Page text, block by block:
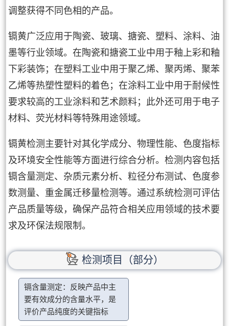
调整获得不同色相的产品。
镉黄广泛应用于陶瓷、玻璃、搪瓷、塑料、涂料、油
墨等行业领域。在陶瓷和搪瓷工业中用于釉上彩和釉
下彩装饰；在塑料工业中用于聚乙烯、聚丙烯、聚苯
乙烯等热塑性塑料的着色；在涂料工业中用于耐候性
要求较高的工业涂料和艺术颜料；此外还可用于电子
材料、荧光材料等特殊用途领域。
镉黄检测主要针对其化学成分、物理性能、色度指标
及环境安全性能等方面进行综合分析。检测内容包括
镉含量测定、杂质元素分析、粒径分布测试、色度参
数测量、重金属迁移量检测等。通过系统检测可评估
产品质量等级，确保产品符合相关应用领域的技术要
求及环保法规限制。
检测项目（部分）
镉含量测定：反映产品中主
要有效成分的含量水平，是
评价产品纯度的关键指标